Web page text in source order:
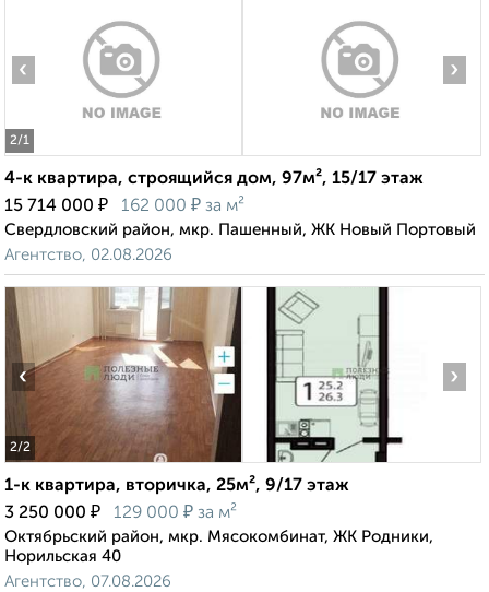
2/1
‹ ›
4-к квартира, строящийся дом, 97м², 15/17 этаж
15 714 000 ₽ 162 000 ₽ за м²
Свердловский район, мкр. Пашенный, ЖК Новый Портовый
Агентство, 02.08.2026
2/2
‹ ›
1-к квартира, вторичка, 25м², 9/17 этаж
3 250 000 ₽ 129 000 ₽ за м²
Октябрьский район, мкр. Мясокомбинат, ЖК Родники,
Норильская 40
Агентство, 07.08.2026